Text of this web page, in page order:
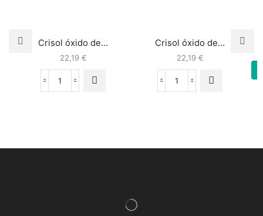
Crisol óxido de...
22,19 €
Crisol óxido de...
22,19 €